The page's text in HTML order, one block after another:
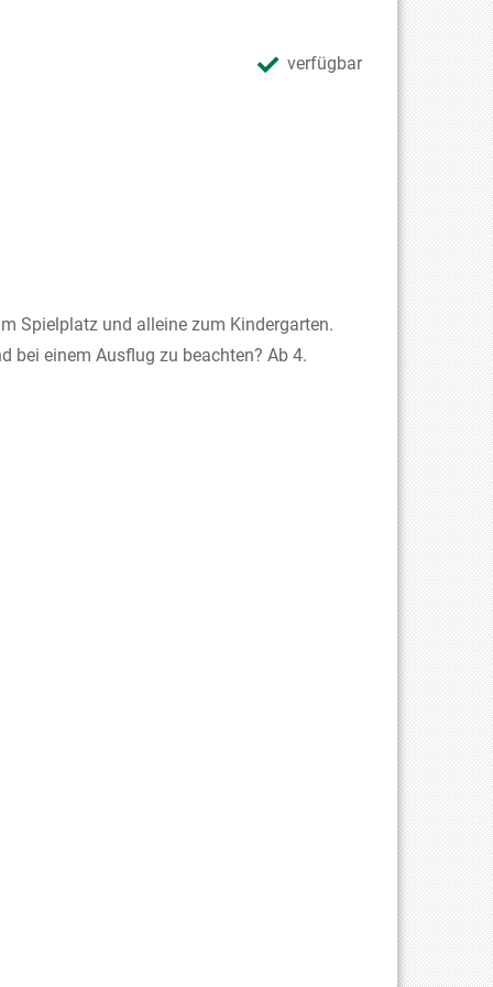
verfügbar
Spielplatz und alleine zum Kindergarten.
bei einem Ausflug zu beachten? Ab 4.